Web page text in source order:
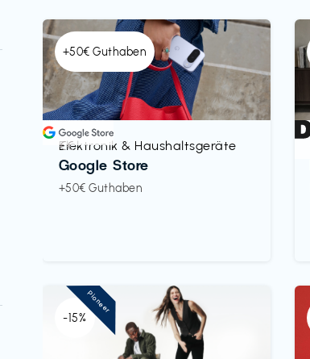
+50€ Guthaben
Elektronik & Haushaltsgeräte
Google Store
+50€ Guthaben
€€‎
-15%
Pioneer